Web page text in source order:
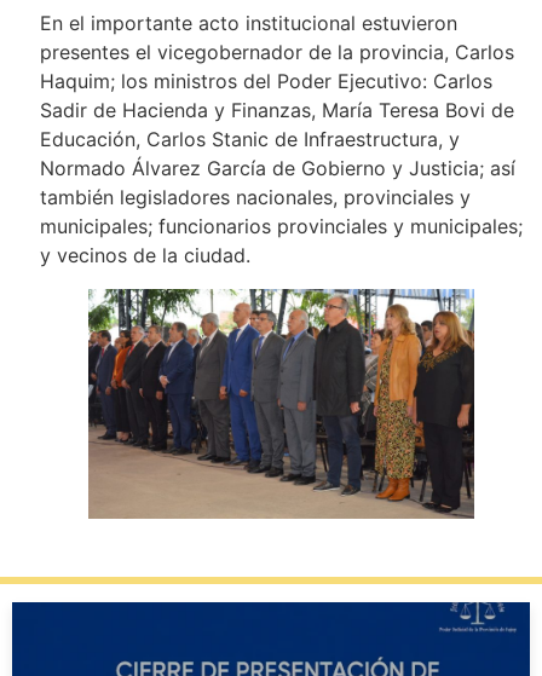
En el importante acto institucional estuvieron
presentes el vicegobernador de la provincia, Carlos
Haquim; los ministros del Poder Ejecutivo: Carlos
Sadir de Hacienda y Finanzas, María Teresa Bovi de
Educación, Carlos Stanic de Infraestructura, y
Normado Álvarez García de Gobierno y Justicia; así
también legisladores nacionales, provinciales y
municipales; funcionarios provinciales y municipales;
y vecinos de la ciudad.